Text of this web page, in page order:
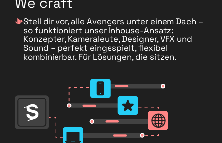
Stell dir vor, alle Avengers unter einem Dach –
so funktioniert unser Inhouse-Ansatz:
Konzepter, Kameraleute, Designer, VFX und
Sound – perfekt eingespielt, flexibel
kombinierbar. Für Lösungen, die sitzen.